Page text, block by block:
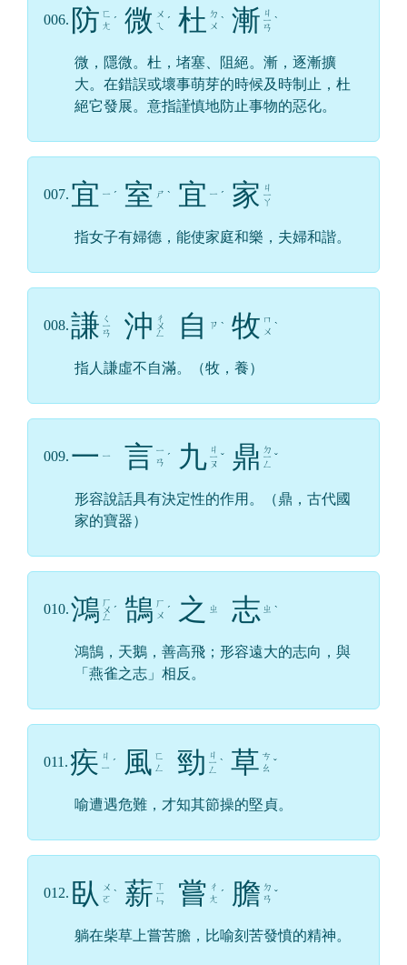
006. 防 ㄈ
ㄤ ˊ 微 ㄨ
ㄟ
ˊ 杜 ㄉ
ㄨ ˋ 漸 ㄐ
ㄧ
ㄢ
ˋ
微，隱微。杜，堵塞、阻絕。漸，逐漸擴
大。在錯誤或壞事萌芽的時候及時制止，杜
絕它發展。意指謹慎地防止事物的惡化。
007. 宜 ㄧ ˊ 室 ㄕ ˋ 宜 ㄧ ˊ 家 ㄐ
ㄧ
ㄚ
指女子有婦德，能使家庭和樂，夫婦和諧。
008.謙 ㄑ
ㄧ
ㄢ 沖 ㄔ
ㄨ
ㄥ 自 ㄗ ˋ 牧 ㄇ
ㄨ ˋ
指人謙虛不自滿。（牧，養）
009. 一 ㄧ 言 ㄧ
ㄢ ˊ 九 ㄐ
ㄧ
ㄡ
ˇ 鼎 ㄉ
ㄧ
ㄥ
ˇ
形容說話具有決定性的作用。（鼎，古代國
家的寶器）
010.鴻 ㄏ
ㄨ
ㄥ
ˊ 鵠 ㄏ
ㄨ ˊ 之 ㄓ 志 ㄓ ˋ
鴻鵠，天鵝，善高飛；形容遠大的志向，與
「燕雀之志」相反。
011.疾 ㄐ
ㄧ ˊ 風 ㄈ
ㄥ
勁 ㄐ
ㄧ
ㄥ
ˋ 草 ㄘ
ㄠ ˇ
喻遭遇危難，才知其節操的堅貞。
012. 臥
ㄨ
ㄛ ˋ 薪 ㄒ
ㄧ
ㄣ 嘗 ㄔ
ㄤ ˊ 膽 ㄉ
ㄢ ˇ
躺在柴草上嘗苦膽，比喻刻苦發憤的精神。